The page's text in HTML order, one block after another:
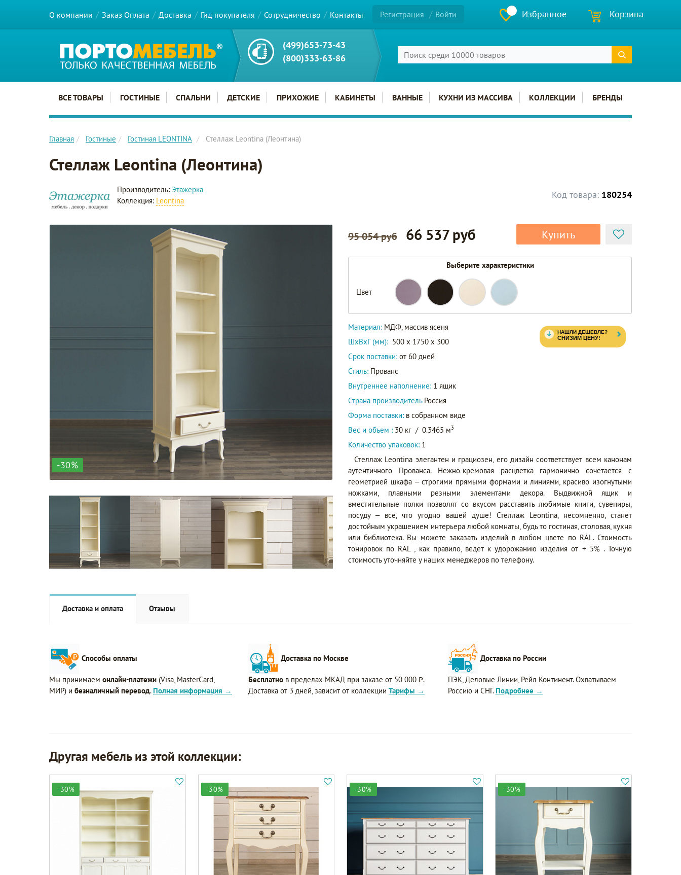
О компании Заказ Оплата Доставка Гид покупателя Сотрудничество Контакты Регистрация Войти Избранное Корзина
(499)653-73-43
(800)333-63-86
Главное меню сайта
ВСЕ ТОВАРЫ ГОСТИНЫЕ СПАЛЬНИ ДЕТСКИЕ ПРИХОЖИЕ КАБИНЕТЫ ВАННЫЕ КУХНИ ИЗ МАССИВА КОЛЛЕКЦИИ БРЕНДЫ
Главная Гостиные Гостиная LEONTINA Стеллаж Leontina (Леонтина)
Стеллаж Leontina (Леонтина)
Код товара: 180254
Производитель: Этажерка
Коллекция: Leontina
-30%
95 054 руб 66 537 руб Купить
Выберите характеристики
Цвет
GS27L
GS27/BLK
GS27
GS27B
Материал: МДФ, массив ясеня
ШxВxГ (мм): 500 x 1750 x 300
Срок поставки: от 60 дней
Стиль: Прованс
Внутреннее наполнение: 1 ящик
Страна производитель Россия
Форма поставки: в собранном виде
Вес и объем : 30 кг / 0.3465 м3
Количество упаковок: 1
Стеллаж Leontina элегантен и грациозен, его дизайн соответствует всем канонам
аутентичного Прованса. Нежно-кремовая расцветка гармонично сочетается с
геометрией шкафа – строгими прямыми формами и линиями, красиво изогнутыми
ножками, плавными резными элементами декора. Выдвижной ящик и
вместительные полки позволят со вкусом расставить любимые книги, сувениры,
посуду – все, что угодно вашей душе! Стеллаж Leontina, несомненно, станет
достойным украшением интерьера любой комнаты, будь то гостиная, столовая, кухня
или библиотека. Вы можете заказать изделий в любом цвете по RAL. Стоимость
тонировок по RAL , как правило, ведет к удорожанию изделия от + 5% . Точную
стоимость уточняйте у наших менеджеров по телефону.
Доставка и оплата Отзывы
Способы оплаты
Мы принимаем онлайн-платежи (Visa, MasterCard,
МИР) и безналичный перевод. Полная информация →
Доставка по Москве
Бесплатно в пределах МКАД при заказе от 50 000 ₽.
Доставка от 3 дней, зависит от коллекцииТарифы →
Доставка по России
ПЭК, Деловые Линии, Рейл Континент. Охватываем
Россию и СНГ. Подробнее →
Другая мебель из этой коллекции:
-30% -30% -30% -30%